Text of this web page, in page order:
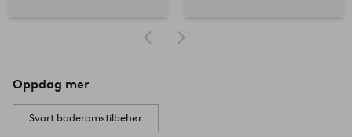
Oppdag mer
Svart baderomstilbehør